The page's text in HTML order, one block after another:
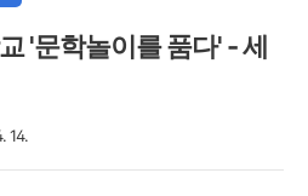
'문학놀이를 품다' - 세
14.